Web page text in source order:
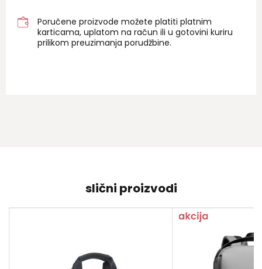
Poručene proizvode možete platiti platnim
karticama, uplatom na račun ili u gotovini kuriru
prilikom preuzimanja porudžbine.
slični proizvodi